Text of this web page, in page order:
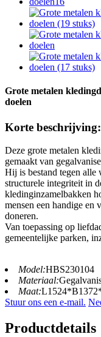
Grote metalen
doelen
Korte beschrijving:
Deze grote metalen
gemaakt van
Hij is bestand tegen alle
structurele integriteit in
kledinginzamelbakken
mensen een handige en
doneren.
Van toepassing op
gemeentelijke parken,
Model:HBS230104
Materiaal:
Maat:
Stuur ons een e-mail.
Productdetails